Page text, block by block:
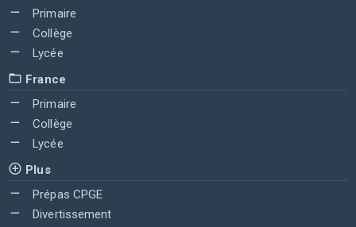
Primaire
Collège
Lycée
France
Primaire
Collège
Lycée
Plus
Prépas CPGE
Divertissement